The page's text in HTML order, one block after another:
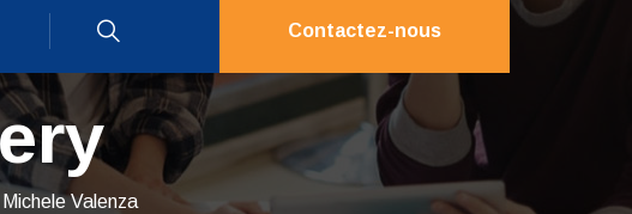
Contactez-nous
Michele Valenza